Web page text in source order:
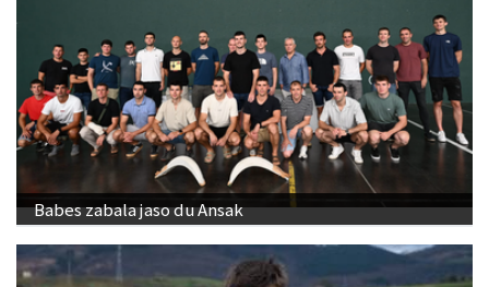
Babes zabala jaso du Ansak